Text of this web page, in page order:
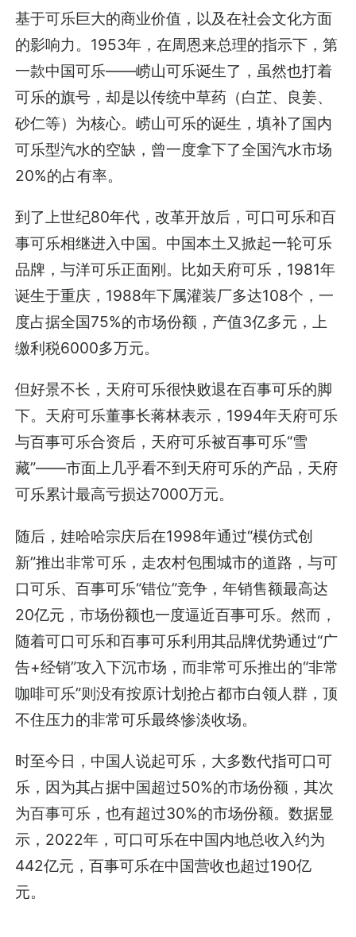
基于可乐巨大的商业价值，以及在社会文化方面
的影响力。1953年，在周恩来总理的指示下，第
一款中国可乐——崂山可乐诞生了，虽然也打着
可乐的旗号，却是以传统中草药（白芷、良姜、
砂仁等）为核心。崂山可乐的诞生，填补了国内
可乐型汽水的空缺，曾一度拿下了全国汽水市场
20%的占有率。
到了上世纪80年代，改革开放后，可口可乐和百
事可乐相继进入中国。中国本土又掀起一轮可乐
品牌，与洋可乐正面刚。比如天府可乐，1981年
诞生于重庆，1988年下属灌装厂多达108个，一
度占据全国75%的市场份额，产值3亿多元，上
缴利税6000多万元。
但好景不长，天府可乐很快败退在百事可乐的脚
下。天府可乐董事长蒋林表示，1994年天府可乐
与百事可乐合资后，天府可乐被百事可乐“雪
藏”——市面上几乎看不到天府可乐的产品，天府
可乐累计最高亏损达7000万元。
随后，娃哈哈宗庆后在1998年通过“模仿式创
新”推出非常可乐，走农村包围城市的道路，与可
口可乐、百事可乐“错位”竞争，年销售额最高达
20亿元，市场份额也一度逼近百事可乐。然而，
随着可口可乐和百事可乐利用其品牌优势通过“广
告+经销”攻入下沉市场，而非常可乐推出的“非常
咖啡可乐”则没有按原计划抢占都市白领人群，顶
不住压力的非常可乐最终惨淡收场。
时至今日，中国人说起可乐，大多数代指可口可
乐，因为其占据中国超过50%的市场份额，其次
为百事可乐，也有超过30%的市场份额。数据显
示，2022年，可口可乐在中国内地总收入约为
442亿元，百事可乐在中国营收也超过190亿
元。